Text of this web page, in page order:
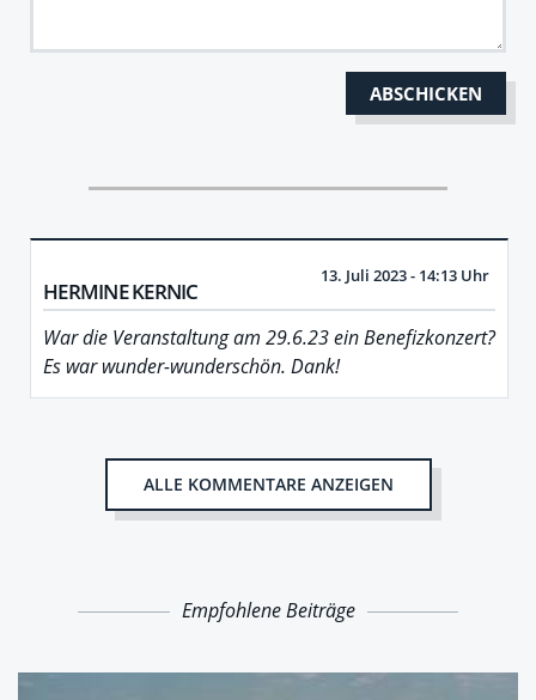
HERMINE KERNIC
13. Juli 2023 - 14:13 Uhr
War die Veranstaltung am 29.6.23 ein Benefizkonzert?
Es war wunder-wunderschön. Dank!
ALLE KOMMENTARE ANZEIGEN
Empfohlene Beiträge